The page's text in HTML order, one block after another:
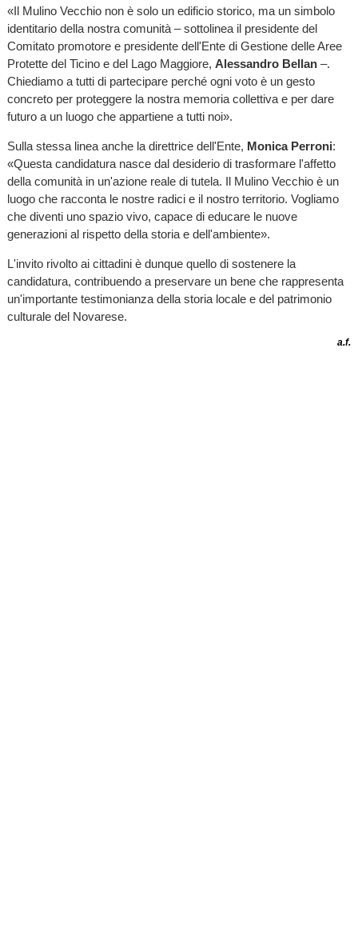
«Il Mulino Vecchio non è solo un edificio storico, ma un simbolo
identitario della nostra comunità – sottolinea il presidente del
Comitato promotore e presidente dell'Ente di Gestione delle Aree
Protette del Ticino e del Lago Maggiore, Alessandro Bellan–.
Chiediamo a tutti di partecipare perché ogni voto è un gesto
concreto per proteggere la nostra memoria collettiva e per dare
futuro a un luogo che appartiene a tutti noi».
Sulla stessa linea anche la direttrice dell'Ente, Monica Perroni:
«Questa candidatura nasce dal desiderio di trasformare l'affetto
della comunità in un'azione reale di tutela. Il Mulino Vecchio è un
luogo che racconta le nostre radici e il nostro territorio. Vogliamo
che diventi uno spazio vivo, capace di educare le nuove
generazioni al rispetto della storia e dell'ambiente».
L'invito rivolto ai cittadini è dunque quello di sostenere la
candidatura, contribuendo a preservare un bene che rappresenta
un'importante testimonianza della storia locale e del patrimonio
culturale del Novarese.
a.f.